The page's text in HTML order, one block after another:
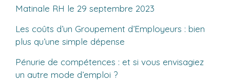
Matinale RH le 29 septembre 2023
Les coûts d’un Groupement d’Employeurs : bien
plus qu’une simple dépense
Pénurie de compétences : et si vous envisagiez
un autre mode d’emploi ?